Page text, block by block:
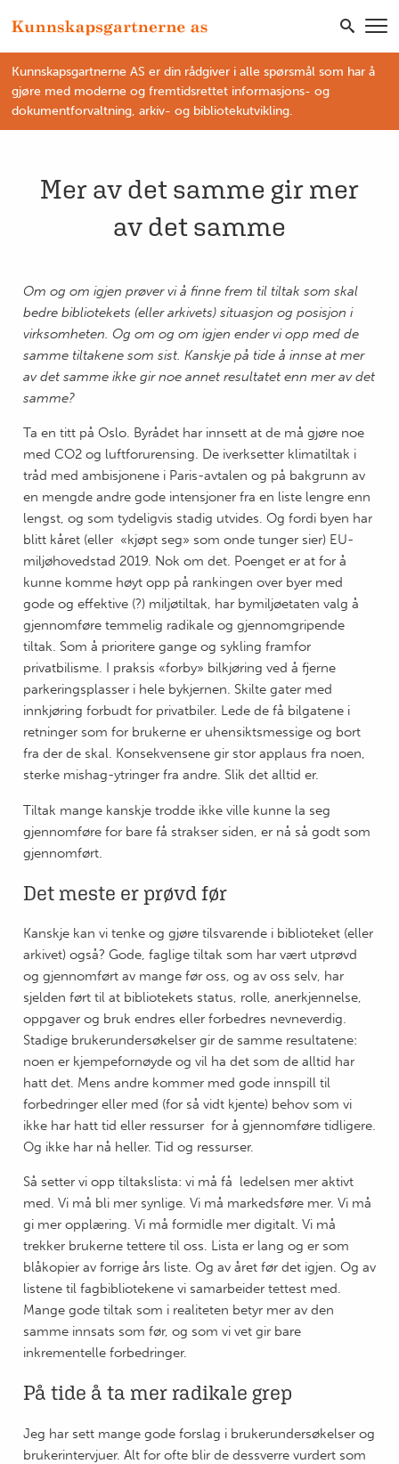
Kunnskapsgartnerne AS er din rådgiver i alle spørsmål som har å
gjøre med moderne og fremtidsrettet informasjons- og
dokumentforvaltning, arkiv- og bibliotekutvikling.
Mer av det samme gir mer
av det samme
Om og om igjen prøver vi å finne frem til tiltak som skal
bedre bibliotekets (eller arkivets) situasjon og posisjon i
virksomheten. Og om og om igjen ender vi opp med de
samme tiltakene som sist. Kanskje på tide å innse at mer
av det samme ikke gir noe annet resultatet enn mer av det
samme?
Ta en titt på Oslo. Byrådet har innsett at de må gjøre noe
med CO2 og luftforurensing. De iverksetter klimatiltak i
tråd med ambisjonene i Paris-avtalen og på bakgrunn av
en mengde andre gode intensjoner fra en liste lengre enn
lengst, og som tydeligvis stadig utvides. Og fordi byen har
blitt kåret (eller «kjøpt seg» som onde tunger sier) EU-
miljøhovedstad 2019. Nok om det. Poenget er at for å
kunne komme høyt opp på rankingen over byer med
gode og effektive (?) miljøtiltak, har bymiljøetaten valg å
gjennomføre temmelig radikale og gjennomgripende
tiltak. Som å prioritere gange og sykling framfor
privatbilisme. I praksis «forby» bilkjøring ved å fjerne
parkeringsplasser i hele bykjernen. Skilte gater med
innkjøring forbudt for privatbiler. Lede de få bilgatene i
retninger som for brukerne er uhensiktsmessige og bort
fra der de skal. Konsekvensene gir stor applaus fra noen,
sterke mishag-ytringer fra andre. Slik det alltid er.
Tiltak mange kanskje trodde ikke ville kunne la seg
gjennomføre for bare få strakser siden, er nå så godt som
gjennomført.
Det meste er prøvd før
Kanskje kan vi tenke og gjøre tilsvarende i biblioteket (eller
arkivet) også? Gode, faglige tiltak som har vært utprøvd
og gjennomført av mange før oss, og av oss selv, har
sjelden ført til at bibliotekets status, rolle, anerkjennelse,
oppgaver og bruk endres eller forbedres nevneverdig.
Stadige brukerundersøkelser gir de samme resultatene:
noen er kjempefornøyde og vil ha det som de alltid har
hatt det. Mens andre kommer med gode innspill til
forbedringer eller med (for så vidt kjente) behov som vi
ikke har hatt tid eller ressurser for å gjennomføre tidligere.
Og ikke har nå heller. Tid og ressurser.
Så setter vi opp tiltakslista: vi må få ledelsen mer aktivt
med. Vi må bli mer synlige. Vi må markedsføre mer. Vi må
gi mer opplæring. Vi må formidle mer digitalt. Vi må
trekker brukerne tettere til oss. Lista er lang og er som
blåkopier av forrige års liste. Og av året før det igjen. Og av
listene til fagbibliotekene vi samarbeider tettest med.
Mange gode tiltak som i realiteten betyr mer av den
samme innsats som før, og som vi vet gir bare
inkrementelle forbedringer.
På tide å ta mer radikale grep
Jeg har sett mange gode forslag i brukerundersøkelser og
brukerintervjuer. Alt for ofte blir de dessverre vurdert som